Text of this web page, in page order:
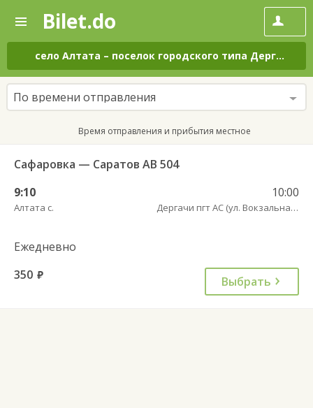
—
Поиск
и
покупка
билетов
на
автобус
онлайн
Bilet.do
село Алтата – поселок городского типа Дергачи
По времени отправления
Время отправления и прибытия местное
Сафаровка — Саратов АВ 504
9:10
Алтата с.
10:00
Дергачи пгт АС (ул. Вокзальная, 5А)
Ежедневно
350 руб. Выбрать